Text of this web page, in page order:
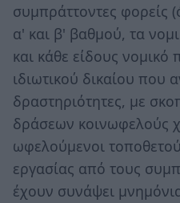
συμπράττοντες φορείς
α' και β' βαθμού, τα
και κάθε είδους
ιδιωτικού δικαίου που
δραστηριότητες, με
δράσεων κοινωφελούς
ωφελούμενοι
εργασίας από τους
έχουν συνάψει